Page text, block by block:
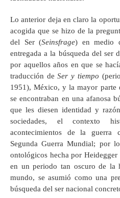
Lo anterior deja en claro la
acogida que se hizo de la
del Ser (Seinsfrage) en medio
entregada a la búsqueda del ser
por aquellos años en que se
traducción deSer y tiempo
1951), México, y la mayor parte
se encontraban en una afanosa
que les diesen identidad y
sociedades, el contexto
acontecimientos de la
Segunda Guerra Mundial; por
ontológicos hecha por
en un periodo tan oscuro de la
mundo, se asumió como una
búsqueda del ser nacional